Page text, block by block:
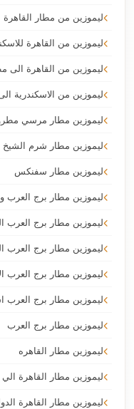
ليموزين من مطار القاهرة
ليموزين من القاهرة
ليموزين من القاهرة الى
ليموزين من الاسكندرية الى
ليموزين مطار مرسي مطروح
ليموزين مطار شرم الشيخ
ليموزين مطار سفنكس
ليموزين مطار برج العرب
ليموزين مطار برج العرب
ليموزين مطار برج العرب
ليموزين مطار برج العرب
ليموزين مطار برج العرب
ليموزين مطار برج العرب
ليموزين مطار القاهره
ليموزين مطار القاهرة الي
ليموزين مطار القاهرة